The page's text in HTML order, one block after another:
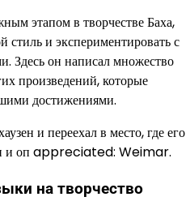
этапом в творчестве Баха,
стиль и экспериментировать с
Здесь он написал множество
произведений, которые
достижениями.
и переехал в место, где его
и оп appreciated: Weimar.
на творчество